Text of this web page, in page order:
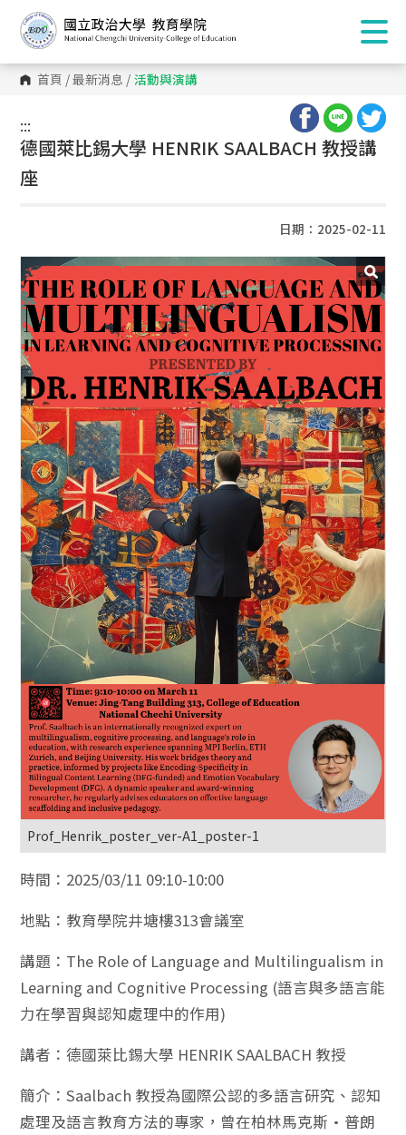
首頁 /最新消息 / 活動與演講
:::
:::
德國萊比錫大學 HENRIK SAALBACH 教授講
座
日期：2025-02-11
Prof_Henrik_poster_ver-A1_poster-1
時間：2025/03/11 09:10-10:00
地點：教育學院井塘樓313會議室
講題：The Role of Language and Multilingualism in
Learning and Cognitive Processing (語言與多語言能
力在學習與認知處理中的作用)
講者：德國萊比錫大學 HENRIK SAALBACH 教授
簡介：Saalbach 教授為國際公認的多語言研究、認知
處理及語言教育方法的專家，曾在柏林馬克斯·普朗